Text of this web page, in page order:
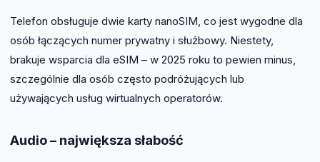
Telefon obsługuje dwie karty nanoSIM, co jest wygodne dla
osób łączących numer prywatny i służbowy. Niestety,
brakuje wsparcia dla eSIM – w 2025 roku to pewien minus,
szczególnie dla osób często podróżujących lub
używających usług wirtualnych operatorów.
Audio – największa słabość